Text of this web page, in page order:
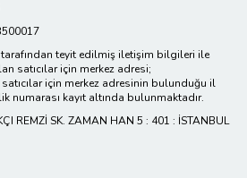
tarafından teyit edilmiş iletişim bilgileri ile
satıcılar için merkez adresi;
için merkez adresinin bulunduğu il
numarası kayıt altında bulunmaktadır.
REMZİ SK. ZAMAN HAN 5 : 401 : İSTANBUL